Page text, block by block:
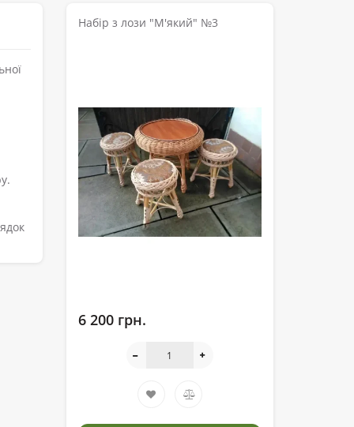
Набір з лози "М'який" №3
6 200 грн.